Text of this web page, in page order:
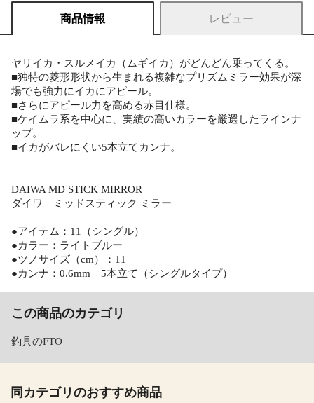
商品情報 レビュー
ヤリイカ・スルメイカ（ムギイカ）がどんどん乗ってくる。
■独特の菱形形状から生まれる複雑なプリズムミラー効果が深
場でも強力にイカにアピール。
■さらにアピール力を高める赤目仕様。
■ケイムラ系を中心に、実績の高いカラーを厳選したラインナ
ップ。
■イカがバレにくい5本立てカンナ。
DAIWA MD STICK MIRROR
ダイワ ミッドスティック ミラー
●アイテム：11（シングル）
●カラー：ライトブルー
●ツノサイズ（cm）：11
●カンナ：0.6mm 5本立て（シングルタイプ）
この商品のカテゴリ
釣具のFTO
同カテゴリのおすすめ商品